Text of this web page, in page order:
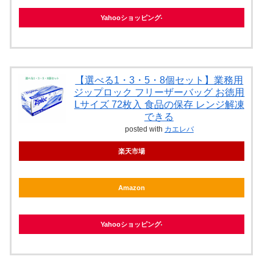
Yahooショッピング
【選べる1・3・5・8個セット】業務用
ジップロック フリーザーバッグ お徳用
Lサイズ 72枚入 食品の保存 レンジ解凍
できる
posted with カエレバ
楽天市場
Amazon
Yahooショッピング